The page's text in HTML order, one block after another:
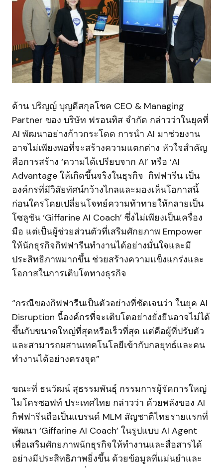
ด้าน ปริญญ์ บุญดีสกุลโชค CEO & Managing
Partner ของ บริษัท ฟรอนทิส จำกัด กล่าวว่าในยุคที่
AI พัฒนาอย่างก้าวกระโดด การนำ AI มาช่วยงาน
อาจไม่เพียงพอที่จะสร้างความแตกต่าง หัวใจสำคัญ
คือการสร้าง ‘ความได้เปรียบจาก AI’ หรือ ‘AI
Advantage ให้เกิดขึ้นจริงในธุรกิจ กิฟฟารีน เป็น
องค์กรที่มีวิสัยทัศน์กว้างไกลและมองเห็นโอกาสนี้
ก่อนใครโดยเปลี่ยนโจทย์ความท้าทายให้กลายเป็น
โซลูชัน ‘Giffarine AI Coach’ ซึ่งไม่เพียงเป็นเครื่อง
มือ แต่เป็นผู้ช่วยส่วนตัวที่เสริมศักยภาพ Empower
ให้นักธุรกิจกิฟฟารีนทำงานได้อย่างมั่นใจและมี
ประสิทธิภาพมากขึ้น ช่วยสร้างความแข็งแกร่งและ
โอกาสในการเติบโตทางธุรกิจ
“กรณีของกิฟฟารีนเป็นตัวอย่างที่ชัดเจนว่า ในยุค AI
Disruption นี้องค์กรที่จะเติบโตอย่างยั่งยืนอาจไม่ได้
ขึ้นกับขนาดใหญ่ที่สุดหรือเร็วที่สุด แต่คือผู้ที่ปรับตัว
และสามารถผสานเทคโนโลยีเข้ากับกลยุทธ์และคน
ทำงานได้อย่างตรงจุด”
ขณะที่ ธนวัฒน์ สุธรรมพันธุ์ กรรมการผู้จัดการใหญ่
ไมโครซอฟท์ ประเทศไทย กล่าวว่า ด้วยพลังของ AI
กิฟฟารีนถือเป็นแบรนด์ MLM สัญชาติไทยรายแรกที่
พัฒนา ‘Giffarine AI Coach’ ในรูปแบบ AI Agent
เพื่อเสริมศักยภาพนักธุรกิจให้ทำงานและสื่อสารได้
อย่างมีประสิทธิภาพยิ่งขึ้น ด้วยข้อมูลที่แม่นยำและ